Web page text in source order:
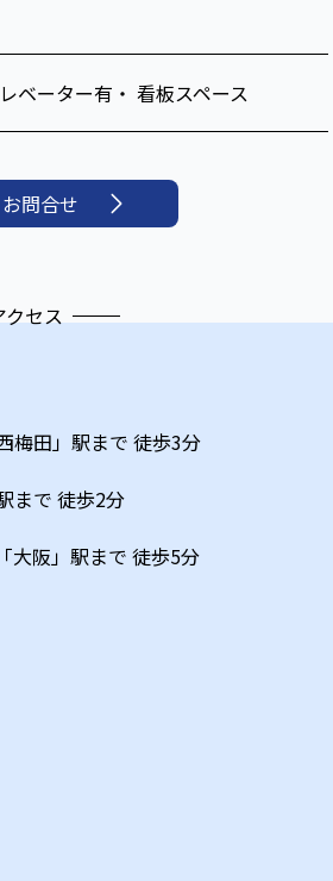
ベーター有・ 看板スペース
お問合せ
クセス
梅田」駅まで 徒歩3分
まで 徒歩2分
「大阪」駅まで 徒歩5分